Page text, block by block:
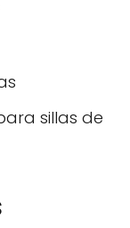
sillas de